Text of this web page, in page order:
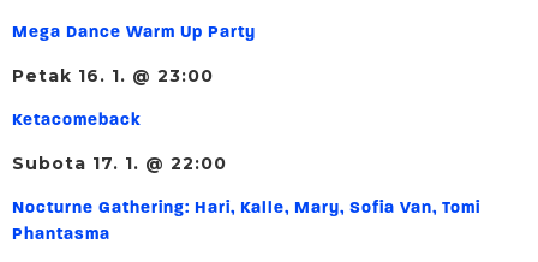
Mega Dance Warm Up Party
Petak 16. 1. @ 23:00
Ketacomeback
Subota 17. 1. @ 22:00
Nocturne Gathering: Hari, Kalle, Mary, Sofia Van, Tomi
Phantasma